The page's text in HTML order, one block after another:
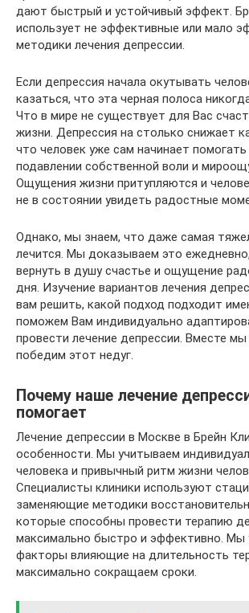
дают быстрый и устойчивый эффект.
использует не эффективные или мало
методики лечения депрессии.
Если депрессия начала окутывать
казаться, что эта черная полоса
Что в мире не существует для Вас
жизни. Депрессия на столько снижает
что человек уже сам начинает помогать
подавлении собственной воли и
Ощущения жизни притупляются и
не в состоянии увидеть радостные
Однако, мы знаем, что даже самая
лечится. Мы доказываем это
вернуть в душу счастье и ощущение
дня. Изучение вариантов лечения
вам решить, какой подход подходит
поможем Вам индивидуально
провести лечение депрессии. Вместе
победим этот недуг.
Почему наше лечение
помогает
Лечение депрессии в Москве в Брейн
особенности. Мы учитываем
человека и привычный ритм жизни
Специалисты клиники используют
заменяющие методики
которые способны провести терапию
максимально быстро и эффективно. Мы
факторы влияющие на длительность
максимально сокращаем сроки.